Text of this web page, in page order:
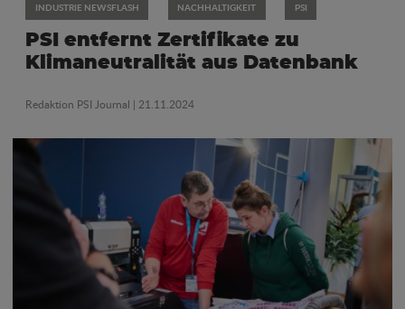
INDUSTRIE NEWSFLASH NACHHALTIGKEIT PSI
PSI entfernt Zertifikate zu
Klimaneutralität aus Datenbank
Redaktion PSI Journal | 21.11.2024